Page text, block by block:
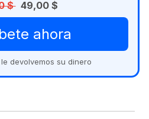
$ 49,00 $
ahora
devolvemos su dinero